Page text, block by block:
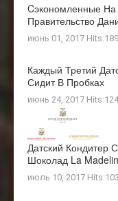
Cэкономленные
Правительство
июнь 01, 2017
Каждый Третий
Сидит В Пробках
июнь 24, 2017
Датский Кондитер
Шоколад La
июль 10, 2017